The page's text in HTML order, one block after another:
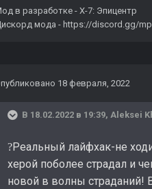
в разработке - X-7: Эпицентр
мода - https://discord.gg/
18 февраля, 2022
В 18.02.2022 в 19:39, Aleksei
?Реальный лайфхак-не
херой поболее страдал и
новой в волны страданий!